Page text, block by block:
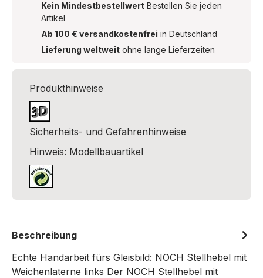
Kein Mindestbestellwert Bestellen Sie jeden
Artikel
Ab 100 € versandkostenfrei in Deutschland
Lieferung weltweit ohne lange Lieferzeiten
Produkthinweise
Sicherheits- und Gefahrenhinweise
Hinweis: Modellbauartikel
Beschreibung
Echte Handarbeit fürs Gleisbild: NOCH Stellhebel mit
Weichenlaterne links Der NOCH Stellhebel mit